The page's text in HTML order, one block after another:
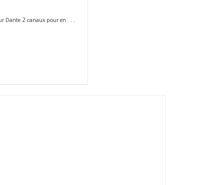
Dante 2 canaux pour en . . .